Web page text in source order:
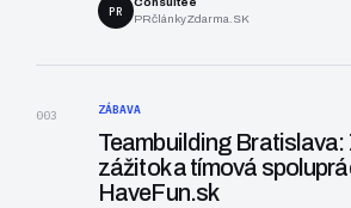
PR
PRčlánkyZdarma.SK
003 ZÁBAVA
Teambuilding Bratislava:
zážitok a tímová
HaveFun.sk